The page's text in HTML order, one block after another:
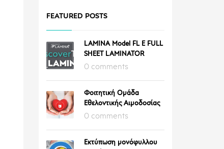
FEATURED POSTS
LAMINA Model FL E FULL
SHEET LAMINATOR
0 comments
Φοιτητική Ομάδα
Εθελοντικής Αιμοδοσίας
0 comments
Εκτύπωση μονόφυλλου